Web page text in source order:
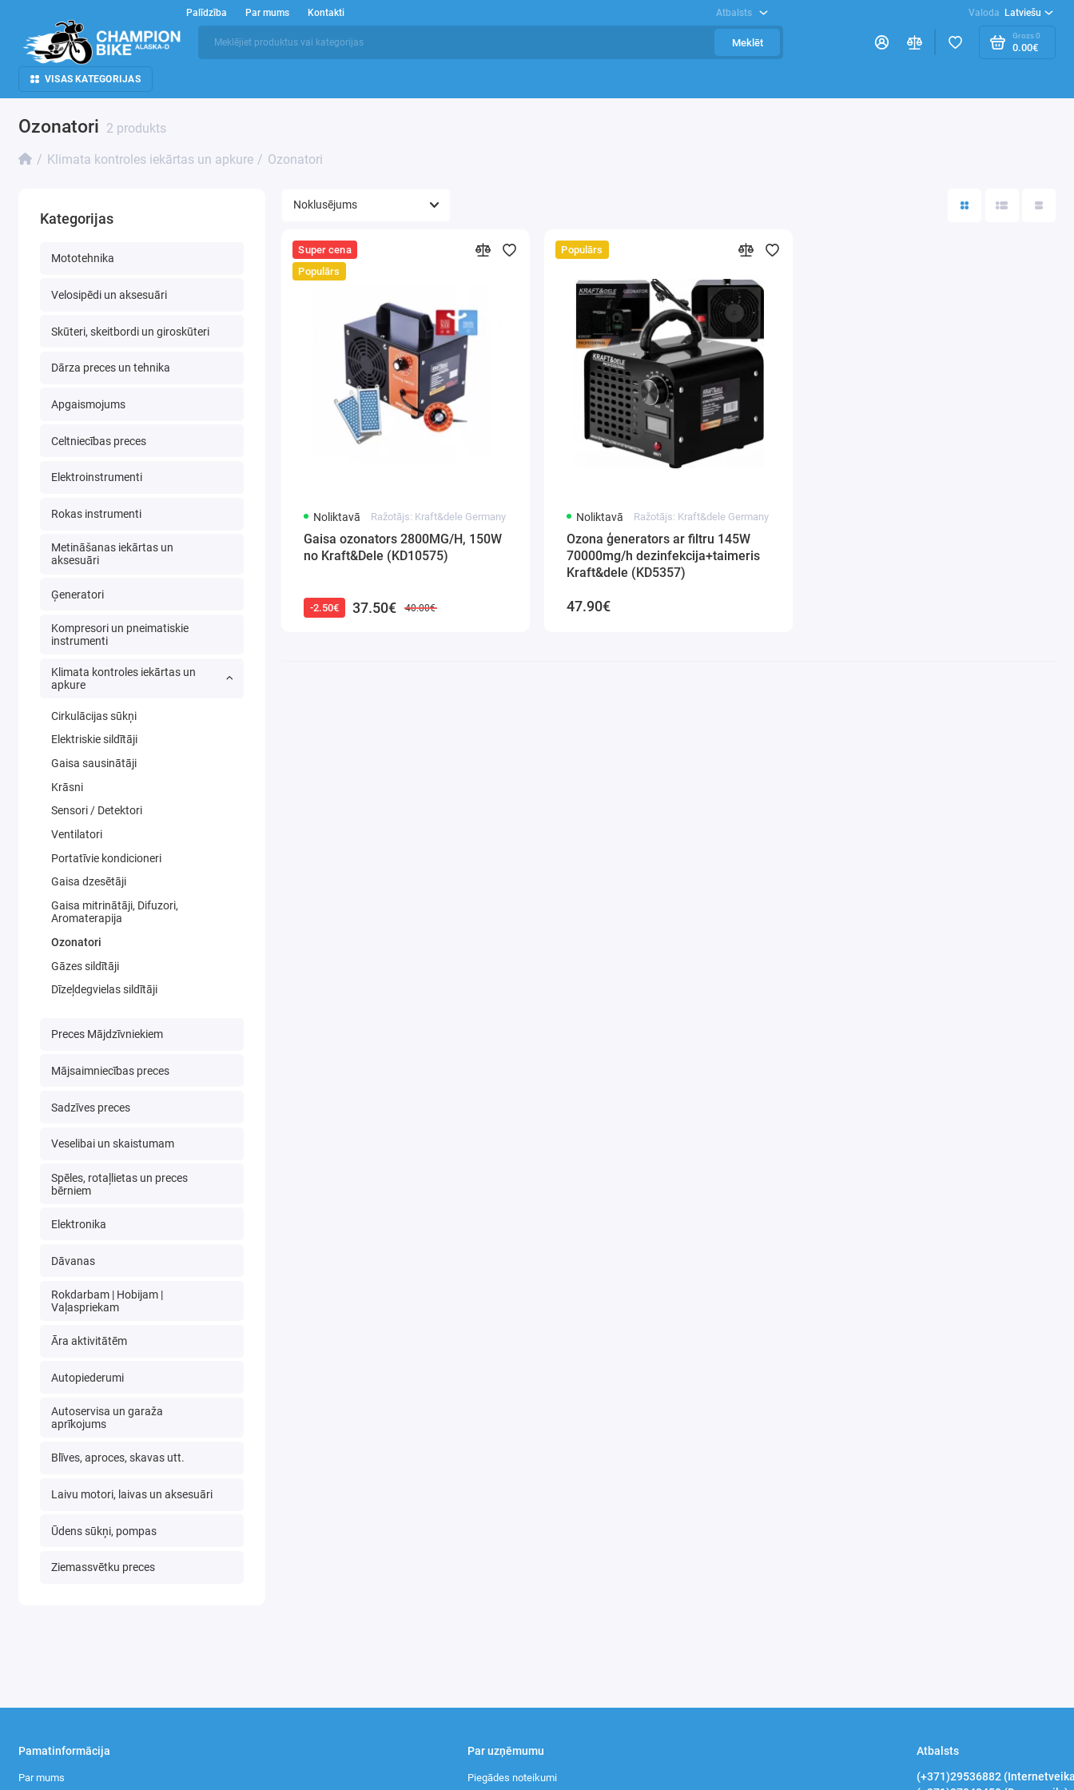
Palīdzība Par mums Kontakti Atbalsts Valoda Latviešu
Meklēt
Grozs0
0.00€
VISAS KATEGORIJAS
Ozonatori 2 produkts
Klimata kontroles iekārtas un apkure Ozonatori
Kategorijas
Mototehnika
Velosipēdi un aksesuāri
Skūteri, skeitbordi un giroskūteri
Dārza preces un tehnika
Apgaismojums
Celtniecības preces
Elektroinstrumenti
Rokas instrumenti
Metināšanas iekārtas un
aksesuāri
Ģeneratori
Kompresori un pneimatiskie
instrumenti
Klimata kontroles iekārtas un
apkure
Cirkulācijas sūkņi
Elektriskie sildītāji
Gaisa sausinātāji
Krāsni
Sensori / Detektori
Ventilatori
Portatīvie kondicioneri
Gaisa dzesētāji
Gaisa mitrinātāji, Difuzori,
Aromaterapija
Ozonatori
Gāzes sildītāji
Dīzeļdegvielas sildītāji
Preces Mājdzīvniekiem
Mājsaimniecības preces
Sadzīves preces
Veselibai un skaistumam
Spēles, rotaļlietas un preces
bērniem
Elektronika
Dāvanas
Rokdarbam | Hobijam |
Vaļaspriekam
Āra aktivitātēm
Autopiederumi
Autoservisa un garaža
aprīkojums
Blīves, aproces, skavas utt.
Laivu motori, laivas un aksesuāri
Ūdens sūkņi, pompas
Ziemassvētku preces
Super cena
Populārs
Noliktavā Ražotājs: Kraft&dele Germany
Gaisa ozonators 2800MG/H, 150W
no Kraft&Dele (KD10575)
-2.50€ 37.50€ 40.00€
Populārs
Noliktavā Ražotājs: Kraft&dele Germany
Ozona ģenerators ar filtru 145W
70000mg/h dezinfekcija+taimeris
Kraft&dele (KD5357)
47.90€
Pamatinformācija
Par mums
Par uzņēmumu
Piegādes noteikumi
Atbalsts
(+371)29536882